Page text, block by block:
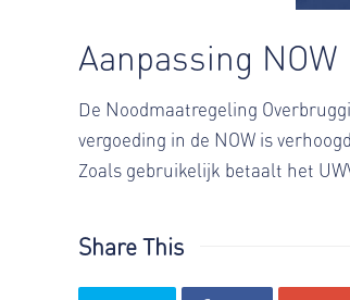
Aanpassing NOW
De Noodmaatregeling
vergoeding in de NOW is
Zoals gebruikelijk betaalt het
Share This